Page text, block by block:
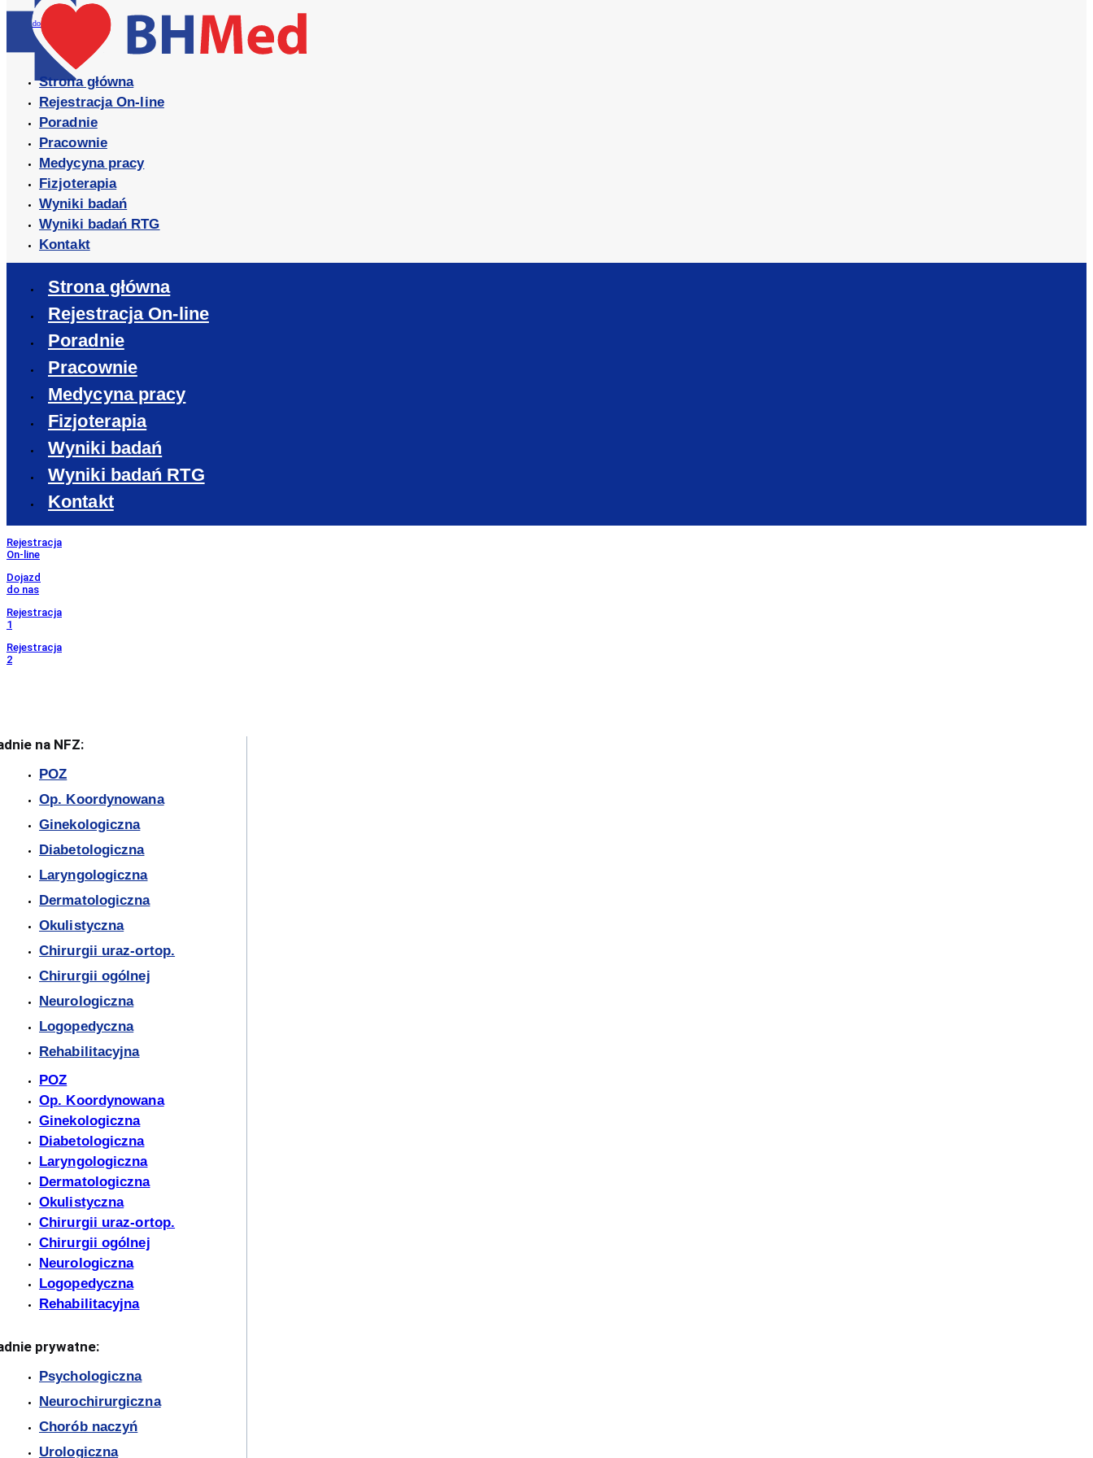
Przejdź do treści
Strona główna
Rejestracja On-line
Poradnie
Pracownie
Medycyna pracy
Fizjoterapia
Wyniki badań
Wyniki badań RTG
Kontakt
Strona główna
Rejestracja On-line
Poradnie
Pracownie
Medycyna pracy
Fizjoterapia
Wyniki badań
Wyniki badań RTG
Kontakt
Rejestracja
On-line
Dojazd
do nas
Rejestracja
1
Rejestracja
2
na NFZ:
POZ
Op. Koordynowana
Ginekologiczna
Diabetologiczna
Laryngologiczna
Dermatologiczna
Okulistyczna
Chirurgii uraz-ortop.
Chirurgii ogólnej
Neurologiczna
Logopedyczna
Rehabilitacyjna
POZ
Op. Koordynowana
Ginekologiczna
Diabetologiczna
Laryngologiczna
Dermatologiczna
Okulistyczna
Chirurgii uraz-ortop.
Chirurgii ogólnej
Neurologiczna
Logopedyczna
Rehabilitacyjna
prywatne:
Psychologiczna
Neurochirurgiczna
Chorób naczyń
Urologiczna